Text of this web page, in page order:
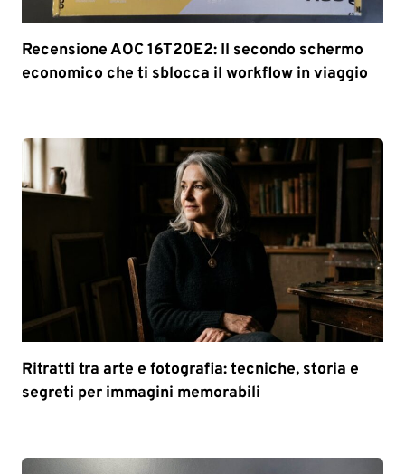
Recensione AOC 16T20E2: Il secondo schermo
economico che ti sblocca il workflow in viaggio
Ritratti tra arte e fotografia: tecniche, storia e
segreti per immagini memorabili